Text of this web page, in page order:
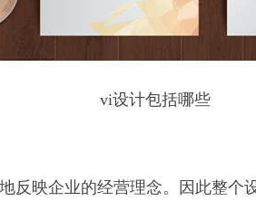
vi设计包括哪些
反映企业的经营理念。因此整